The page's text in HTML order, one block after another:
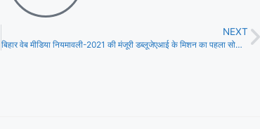
NEXT
बिहार वेब मीडिया नियमावली-2021 की मंजूरी डब्लूजेएआई के मिशन का पहला सोपान!